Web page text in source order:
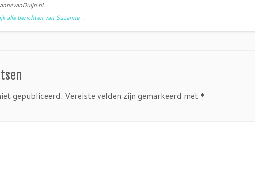
alle berichten van Suzanne →
gepubliceerd. Vereiste velden zijn gemarkeerd met *